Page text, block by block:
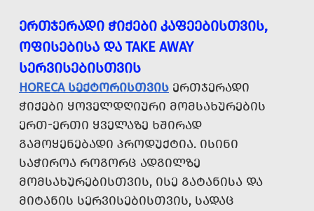
ᲔᲠᲗᲯᲔᲠᲐᲓᲘ ᲭᲘᲥᲔᲑᲘ ᲙᲐᲤᲔᲔᲑᲘᲡᲗᲕᲘᲡ,
ᲝᲤᲘᲡᲔᲑᲘᲡᲐ ᲓᲐ TAKE AWAY
ᲡᲔᲠᲕᲘᲡᲔᲑᲘᲡᲗᲕᲘᲡ
HORECA ᲡᲔᲥᲢᲝᲠᲘᲡᲗᲕᲘᲡ ᲔᲠᲗᲯᲔᲠᲐᲓᲘ
ᲭᲘᲥᲔᲑᲘ ᲧᲝᲕᲔᲚᲓᲦᲘᲣᲠᲘ ᲛᲝᲛᲡᲐᲮᲣᲠᲔᲑᲘᲡ
ᲔᲠᲗ-ᲔᲠᲗᲘ ᲧᲕᲔᲚᲐᲖᲔ ᲮᲨᲘᲠᲐᲓ
ᲒᲐᲛᲝᲧᲔᲜᲔᲑᲐᲓᲘ ᲞᲠᲝᲓᲣᲥᲢᲘᲐ. ᲘᲡᲘᲜᲘ
ᲡᲐᲭᲘᲠᲝᲐ ᲠᲝᲒᲝᲠᲪ ᲐᲓᲒᲘᲚᲖᲔ
ᲛᲝᲛᲡᲐᲮᲣᲠᲔᲑᲘᲡᲗᲕᲘᲡ, ᲘᲡᲔ ᲒᲐᲢᲐᲜᲘᲡᲐ ᲓᲐ
ᲛᲘᲢᲐᲜᲘᲡ ᲡᲔᲠᲕᲘᲡᲔᲑᲘᲡᲗᲕᲘᲡ, ᲡᲐᲓᲐᲪ